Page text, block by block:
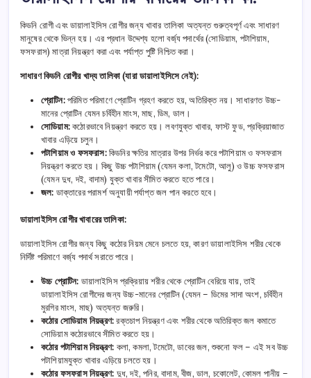
কিডনি রোগী এবং ডায়ালাইসিস রোগীর জন্য খাবার তালিকা অত্যন্ত গুরুত্বপূর্ণ এবং সাধারণ
মানুষের থেকে ভিন্ন হয়। এর প্রধান উদ্দেশ্য হলো বর্জ্য পদার্থের (সোডিয়াম, পটাশিয়াম,
ফসফরাস) মাত্রা নিয়ন্ত্রণ করা এবং পর্যাপ্ত পুষ্টি নিশ্চিত করা।
সাধারণ কিডনি রোগীর খাদ্য তালিকা (যারা ডায়ালাইসিসে নেই):
প্রোটিন:পরিমিত পরিমাণে প্রোটিন গ্রহণ করতে হয়, অতিরিক্ত নয়। সাধারণত উচ্চ-
মানের প্রোটিন যেমন চর্বিহীন মাংস, মাছ, ডিম, ডাল।
সোডিয়াম:কঠোরভাবে নিয়ন্ত্রণ করতে হয়। লবণযুক্ত খাবার, ফাস্ট ফুড, প্রক্রিয়াজাত
খাবার এড়িয়ে চলুন।
পটাশিয়াম ও ফসফরাস:কিডনির ক্ষতির মাত্রার উপর নির্ভর করে পটাশিয়াম ও ফসফরাস
নিয়ন্ত্রণ করতে হয়। কিছু উচ্চ পটাশিয়াম (যেমন কলা, টমেটো, আলু) ও উচ্চ ফসফরাস
(যেমন দুধ, দই, বাদাম) যুক্ত খাবার সীমিত করতে হতে পারে।
জল: ডাক্তারের পরামর্শ অনুযায়ী পর্যাপ্ত জল পান করতে হবে।
ডায়ালাইসিস রোগীর খাবারের তালিকা:
ডায়ালাইসিস রোগীর জন্য কিছু কঠোর নিয়ম মেনে চলতে হয়, কারণ ডায়ালাইসিস শরীর থেকে
নির্দিষ্ট পরিমাণে বর্জ্য পদার্থ সরাতে পারে।
উচ্চ প্রোটিন: ডায়ালাইসিস প্রক্রিয়ায় শরীর থেকে প্রোটিন বেরিয়ে যায়, তাই
ডায়ালাইসিস রোগীদের জন্য উচ্চ-মানের প্রোটিন (যেমন – ডিমের সাদা অংশ, চর্বিহীন
মুরগির মাংস, মাছ) অত্যন্ত জরুরি।
কঠোর সোডিয়াম নিয়ন্ত্রণ:রক্তচাপ নিয়ন্ত্রণ এবং শরীর থেকে অতিরিক্ত জল কমাতে
সোডিয়াম কঠোরভাবে সীমিত করতে হয়।
কঠোর পটাশিয়াম নিয়ন্ত্রণ: কলা, কমলা, টমেটো, ডাবের জল, শুকনো ফল – এই সব উচ্চ
পটাশিয়ামযুক্ত খাবার এড়িয়ে চলতে হয়।
কঠোর ফসফরাস নিয়ন্ত্রণ: দুধ, দই, পনির, বাদাম, বীজ, ডাল, চকোলেট, কোমল পানীয় –